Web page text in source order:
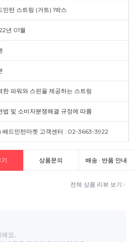
민턴 스트링 (거트) 1박스
년 01월
한 파워와 스핀을 제공하는 스트링
법 및 소비자분쟁해결 규정에 따름
배드민턴마켓 고객센터 : 02-3663-3922
상품문의 배송 · 반품 안내